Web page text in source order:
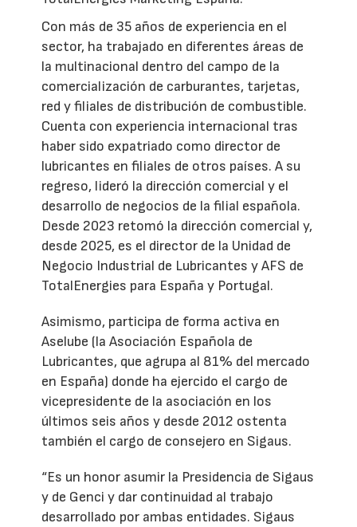
Con más de 35 años de experiencia en el
sector, ha trabajado en diferentes áreas de
la multinacional dentro del campo de la
comercialización de carburantes, tarjetas,
red y filiales de distribución de combustible.
Cuenta con experiencia internacional tras
haber sido expatriado como director de
lubricantes en filiales de otros países. A su
regreso, lideró la dirección comercial y el
desarrollo de negocios de la filial española.
Desde 2023 retomó la dirección comercial y,
desde 2025, es el director de la Unidad de
Negocio Industrial de Lubricantes y AFS de
TotalEnergies para España y Portugal.
Asimismo, participa de forma activa en
Aselube (la Asociación Española de
Lubricantes, que agrupa al 81% del mercado
en España) donde ha ejercido el cargo de
vicepresidente de la asociación en los
últimos seis años y desde 2012 ostenta
también el cargo de consejero en Sigaus.
“Es un honor asumir la Presidencia de Sigaus
y de Genci y dar continuidad al trabajo
desarrollado por ambas entidades. Sigaus